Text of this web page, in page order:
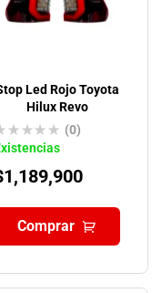
Led Rojo Toyota
Hilux Revo
(0)
1,189,900
Comprar